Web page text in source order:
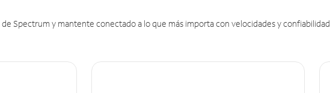
Spectrum y mantente conectado a lo que más importa con velocidades y confiabilidad